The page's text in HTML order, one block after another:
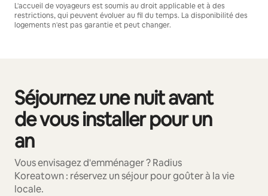
L'accueil de voyageurs est soumis au droit applicable et à des
restrictions, qui peuvent évoluer au fil du temps. La disponibilité des
logements n'est pas garantie et peut changer.
Séjournez une nuit avant
de vous installer pour un
an
Vous envisagez d'emménager ? Radius
Koreatown : réservez un séjour pour goûter à la vie
locale.
0 sur 0 élément visible